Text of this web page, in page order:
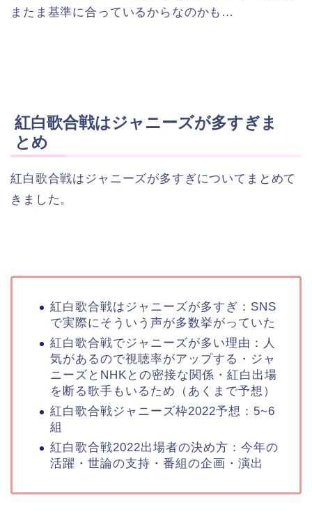
またま基準に合っているからなのかも…
紅白歌合戦はジャニーズが多すぎま
とめ
紅白歌合戦はジャニーズが多すぎについてまとめて
きました。
紅白歌合戦はジャニーズが多すぎ：SNS
で実際にそういう声が多数挙がっていた
紅白歌合戦でジャニーズが多い理由：人
気があるので視聴率がアップする・ジャ
ニーズとNHKとの密接な関係・紅白出場
を断る歌手もいるため（あくまで予想）
紅白歌合戦ジャニーズ枠2022予想：5~6
組
紅白歌合戦2022出場者の決め方：今年の
活躍・世論の支持・番組の企画・演出